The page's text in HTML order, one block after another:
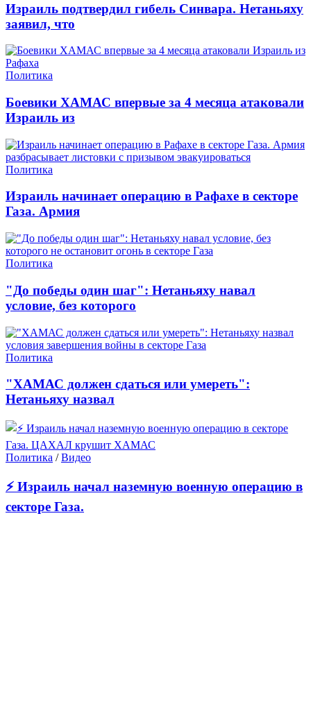
Израиль подтвердил гибель Синвара. Нетаньяху
заявил, что
Политика
Боевики ХАМАС впервые за 4 месяца атаковали
Израиль из
Политика
Израиль начинает операцию в Рафахе в секторе
Газа. Армия
Политика
"До победы один шаг": Нетаньяху навал
условие, без которого
Политика
"ХАМАС должен сдаться или умереть":
Нетаньяху назвал
Политика /Видео
⚡ Израиль начал наземную военную операцию в
секторе Газа.